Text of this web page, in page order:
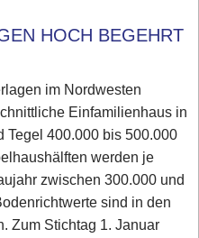
HOCH BEGEHRT
im Nordwesten
Einfamilienhaus in
400.000 bis 500.000
werden je
zwischen 300.000 und
sind in den
Zum Stichtag 1. Januar